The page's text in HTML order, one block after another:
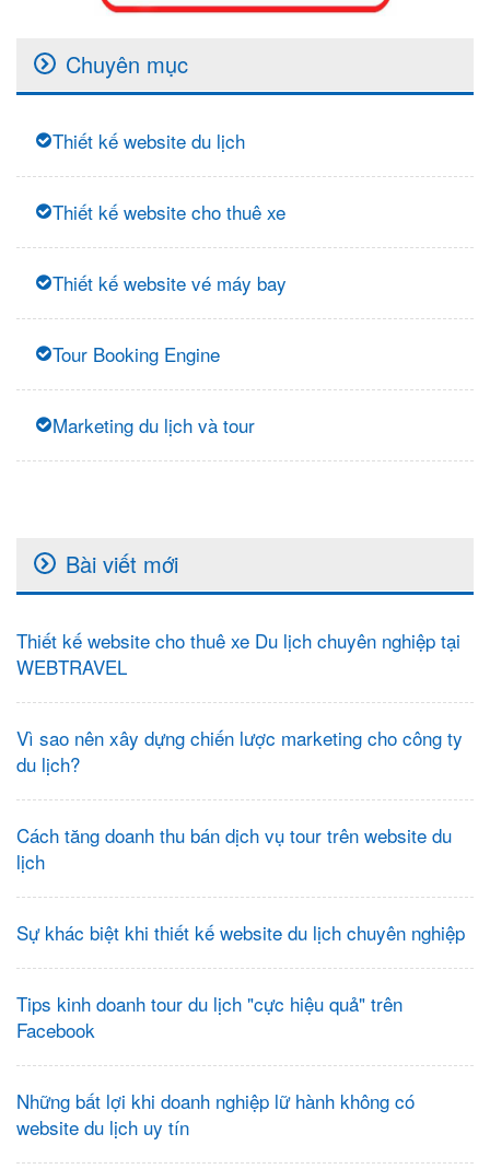
Chuyên mục
Thiết kế website du lịch
Thiết kế website cho thuê xe
Thiết kế website vé máy bay
Tour Booking Engine
Marketing du lịch và tour
Bài viết mới
Thiết kế website cho thuê xe Du lịch chuyên nghiệp tại
WEBTRAVEL
Vì sao nên xây dựng chiến lược marketing cho công ty
du lịch?
Cách tăng doanh thu bán dịch vụ tour trên website du
lịch
Sự khác biệt khi thiết kế website du lịch chuyên nghiệp
Tips kinh doanh tour du lịch "cực hiệu quả" trên
Facebook
Những bất lợi khi doanh nghiệp lữ hành không có
website du lịch uy tín